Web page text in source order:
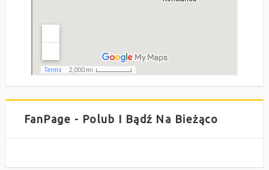
FanPage - Polub I Bądź Na Bieżąco